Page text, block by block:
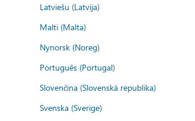
Latviešu (Latvija)
Malti (Malta)
Nynorsk (Noreg)
Português (Portugal)
Slovenčina (Slovenská republika)
Svenska (Sverige)